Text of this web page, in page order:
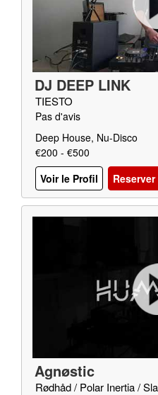
DJ DEEP LINK
TIESTO
Pas d'avis
Deep House, Nu-Disco
€200 - €500
Voir le Profil
Reserver
Agnøstic
Rødhåd / Polar Inertia /